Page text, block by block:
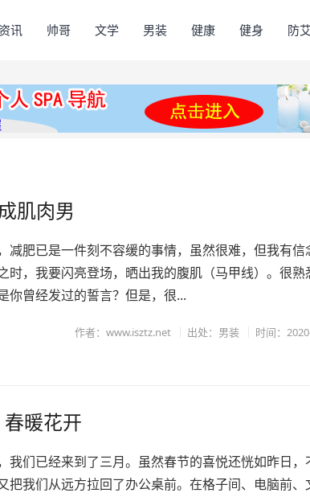
讯 帅哥 文学 男装 健康 健身 防艾
肌肉男
减肥已是一件刻不容缓的事情，虽然很难，但我有信
时，我要闪亮登场，晒出我的腹肌（马甲线）。很熟
你曾经发过的誓言？但是，很...
作者：www.isztz.net 出处：男装 时间：
暖花开
我们已经来到了三月。虽然春节的喜悦还恍如昨日，
把我们从远方拉回了办公桌前。在格子间、电脑前、